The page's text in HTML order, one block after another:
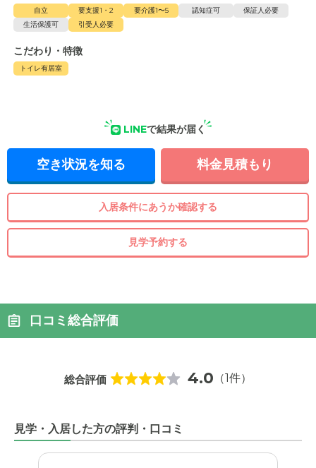
自立 要支援1・2 要介護1〜5 認知症可
保証人必要
生活保護可
引受人必要
こだわり・特徴
トイレ有居室
LINEで結果が届く
空き状況を知る 料金見積もり
入居条件にあうか確認する
見学予約する
口コミ総合評価
総合評価 4.0 （1件）
見学・入居した方の評判・口コミ